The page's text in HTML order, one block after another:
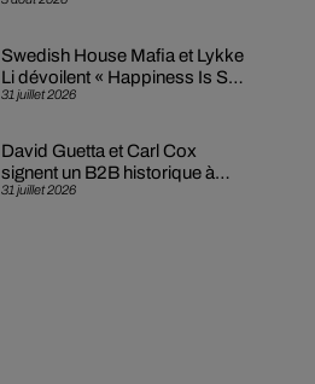
31 juillet 2026
Swedish House Mafia et Lykke
Li dévoilent « Happiness Is So
Sad »
31 juillet 2026
David Guetta et Carl Cox
signent un B2B historique à
Ibiza